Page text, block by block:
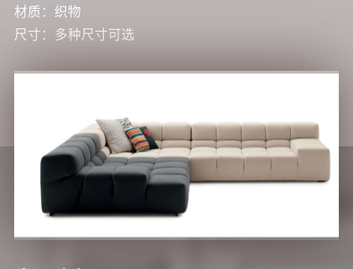
材质： 织物
尺寸： 多种尺寸可选